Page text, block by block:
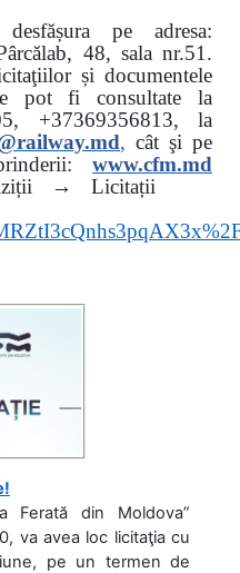
pe adresa:
48, sala nr.51.
și documentele
pot fi consultate la
+37369356813, la
, cât şi pe
www.cfm.md
→ Licitații
Ferată din Moldova”
va avea loc licitaţia cu
pe un termen de